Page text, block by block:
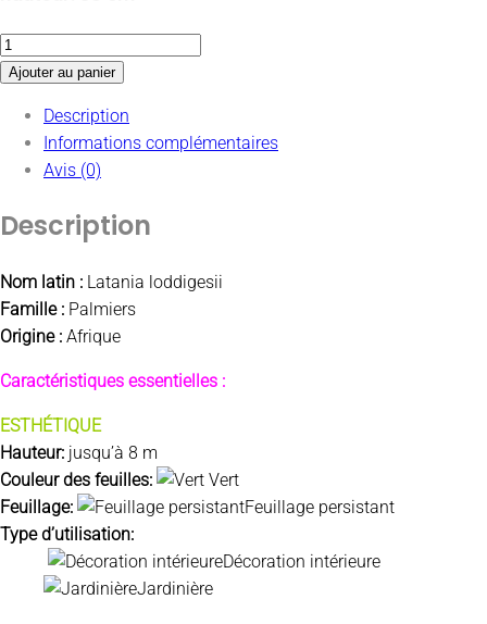
Ajouter au panier
Description
Informations complémentaires
Avis (0)
Description
Nom latin : Latania loddigesii
Famille : Palmiers
Origine : Afrique
Caractéristiques essentielles :
ESTHÉTIQUE
Hauteur: jusqu’à 8 m
Couleur des feuilles:
Vert
Feuillage:
Feuillage persistant
Type d’utilisation:
Décoration intérieure
Jardinière